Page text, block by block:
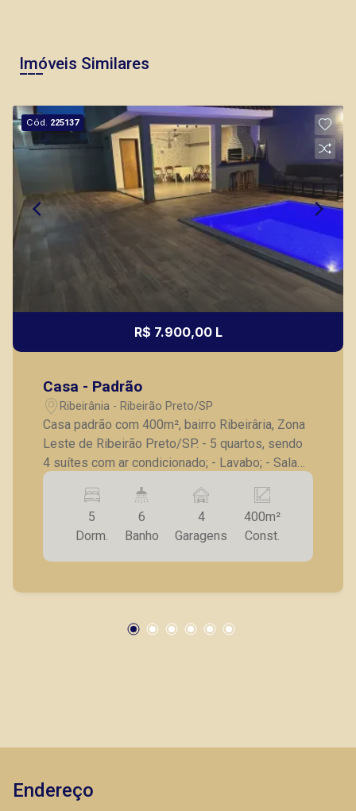
Imóveis Similares
Cód. 225137
R$ 7.900,00 L
Casa - Padrão
Ribeirânia - Ribeirão Preto/SP
Casa padrão com 400m², bairro Ribeirâria, Zona
Leste de Ribeirão Preto/SP. - 5 quartos, sendo
4 suítes com ar condicionado; - Lavabo; - Sala
de Tv; - Sala para 2 ambientes; - Cozinha; -
Despensa; - Área gourmet com churrasqueira; -
Piscina; - 4 vagas de garagem. A Piramid tem
como objetivo atender seus clientes com
agilidade e segurança, em locação, vendas de
principais lançamentos da cidade de Ribeirão
5
Dorm.
6
Banho
4
Garagens
400m²
Const.
Endereço